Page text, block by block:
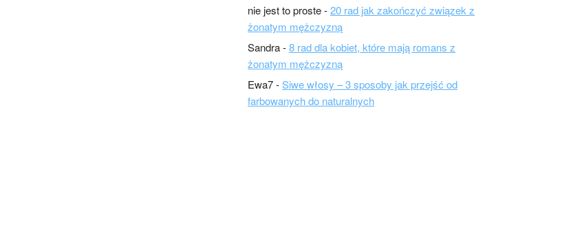
nie jest to proste-20 rad jak zakończyć związek z
żonatym mężczyzną
Sandra-8 rad dla kobiet, które mają romans z
żonatym mężczyzną
Ewa7-Siwe włosy – 3 sposoby jak przejść od
farbowanych do naturalnych